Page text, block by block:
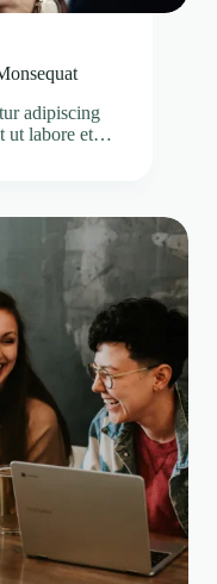
adipiscing
ut labore et…